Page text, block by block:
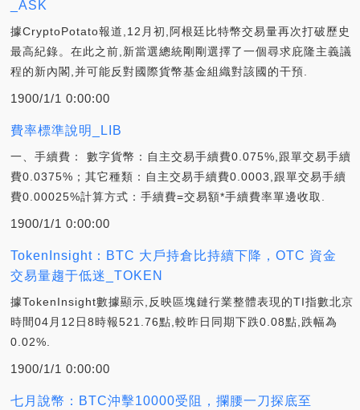
_ASK
據CryptoPotato報道,12月初,阿根廷比特幣交易量再次打破歷史
最高紀錄。在此之前,新當選總統剛剛選擇了一個尋求庇隆主義議
程的新內閣,并可能反對國際貨幣基金組織對該國的干預.
1900/1/1 0:00:00
費率標準說明_LIB
一、手續費： 數字貨幣：自主交易手續費0.075%,跟單交易手續
費0.0375%；其它種類：自主交易手續費0.0003,跟單交易手續
費0.00025%計算方式：手續費=交易額*手續費率單邊收取.
1900/1/1 0:00:00
TokenInsight：BTC 大戶持倉比持續下降，OTC 資金
交易量趨于低迷_TOKEN
據TokenInsight數據顯示,反映區塊鏈行業整體表現的TI指數北京
時間04月12日8時報521.76點,較昨日同期下跌0.08點,跌幅為
0.02%.
1900/1/1 0:00:00
七月說幣：BTC沖擊10000受阻，攔腰一刀探底至